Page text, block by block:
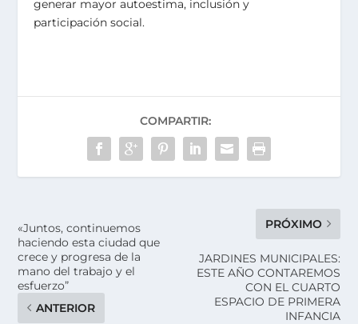
generar mayor autoestima, inclusión y
participación social.
COMPARTIR:
«Juntos, continuemos
haciendo esta ciudad que
crece y progresa de la
mano del trabajo y el
esfuerzo”
ANTERIOR
PRÓXIMO
JARDINES MUNICIPALES:
ESTE AÑO CONTAREMOS
CON EL CUARTO
ESPACIO DE PRIMERA
INFANCIA